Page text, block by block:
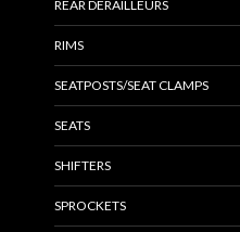
REAR DERAILLEURS
RIMS
SEATPOSTS/SEAT CLAMPS
SEATS
SHIFTERS
SPROCKETS